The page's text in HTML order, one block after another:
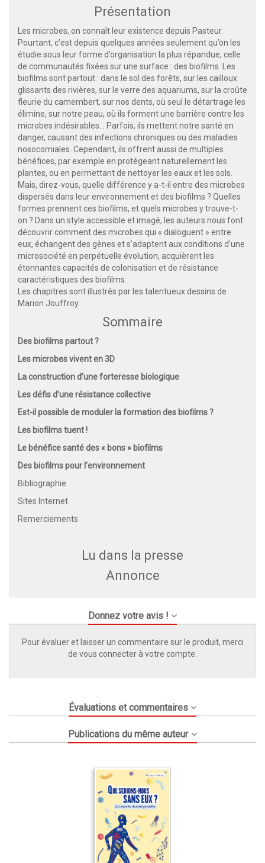
Présentation
Les microbes, on connaît leur existence depuis Pasteur.
Pourtant, c’est depuis quelques années seulement qu’on les
étudie sous leur forme d’organisation la plus répandue, celle
de communautés fixées sur une surface : des biofilms. Les
biofilms sont partout : dans le sol des forêts, sur les cailloux
glissants des rivières, sur le verre des aquariums, sur la croûte
fleurie du camembert, sur nos dents, où seul le détartrage les
élimine, sur notre peau, où ils forment une barrière contre les
microbes indésirables… Parfois, ils mettent notre santé en
danger, causant des infections chroniques ou des maladies
nosocomiales. Cependant, ils offrent aussi de multiples
bénéfices, par exemple en protégeant naturellement les
plantes, ou en permettant de nettoyer les eaux et les sols.
Mais, direz-vous, quelle différence y a-t-il entre des microbes
dispersés dans leur environnement et des biofilms ? Quelles
formes prennent ces biofilms, et quels microbes y trouve-t-
on ? Dans un style accessible et imagé, les auteurs nous font
découvrir comment des microbes qui « dialoguent » entre
eux, échangent des gènes et s’adaptent aux conditions d’une
microsociété en perpétuelle évolution, acquièrent les
étonnantes capacités de colonisation et de résistance
caractéristiques des biofilms.
Les chapitres sont illustrés par les talentueux dessins de
Marion Jouffroy.
Sommaire
Des biofilms partout ?
Les microbes vivent en 3D
La construction d’une forteresse biologique
Les défis d’une résistance collective
Est-il possible de moduler la formation des biofilms ?
Les biofilms tuent !
Le bénéfice santé des « bons » biofilms
Des biofilms pour l’environnement
Bibliographie
Sites Internet
Remerciements
Lu dans la presse
Annonce
Donnez votre avis !
Pour évaluer et laisser un commentaire sur le produit, merci
de vous connecter à votre compte.
Évaluations et commentaires
Publications du même auteur